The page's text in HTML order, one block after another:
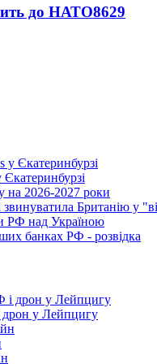
до НАТО8629
на 2026-2027 роки
Британію у
РФ над Україною
банках РФ - розвідка
дрон у Лейпцигу